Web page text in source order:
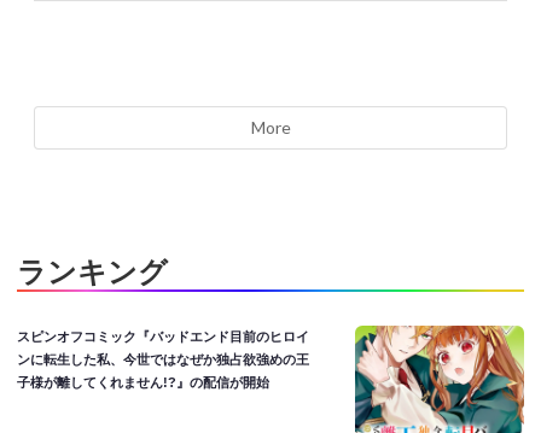
More
ランキング
スピンオフコミック『バッドエンド目前のヒロイ
ンに転生した私、今世ではなぜか独占欲強めの王
子様が離してくれません!?』の配信が開始